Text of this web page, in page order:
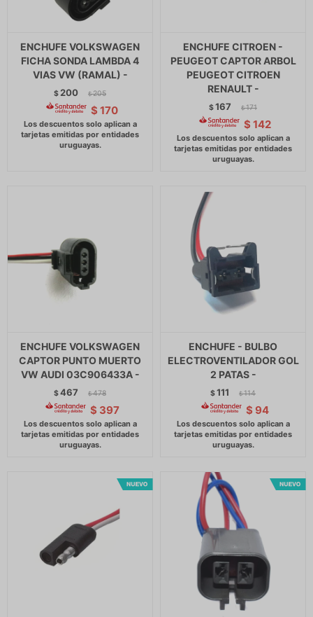
ENCHUFE VOLKSWAGEN
FICHA SONDA LAMBDA 4
VIAS VW (RAMAL) -
$ 200 $ 205
$ 170
ENCHUFE CITROEN -
PEUGEOT CAPTOR ARBOL
PEUGEOT CITROEN
RENAULT -
$167 $ 171
$ 142
ENCHUFE VOLKSWAGEN
CAPTOR PUNTO MUERTO
VW AUDI 03C906433A -
$467 $ 478
$ 397
ENCHUFE - BULBO
ELECTROVENTILADOR GOL
2 PATAS -
$111 $ 114
$ 94